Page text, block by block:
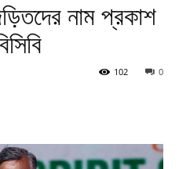
নাম প্রকাশ
0
102